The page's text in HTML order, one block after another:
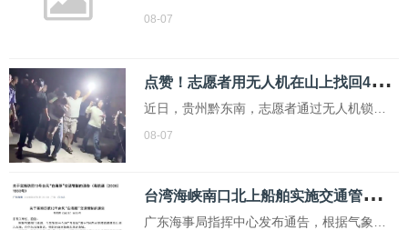
十多米的山崖下，生死未卜。当晚10时许，
行“上四休三”，但扣减了基本工资，一天大概
08-07
点
赞！志愿者用无人机在山上找回4岁走失男孩
近日，贵州黔东南，志愿者通过无人机锁定
位置，成功找到贵州凯里走失的4岁男孩。男
08-07
台
湾海峡南口北上船舶实施交通管制 应对台风“白海豚”影响
广东海事局指挥中心发布通告，根据气象部